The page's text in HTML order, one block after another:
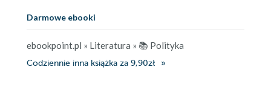
Darmowe ebooki
ebookpoint.pl » Literatura » 📚 Polityka
Codziennie inna książka za 9,90zł